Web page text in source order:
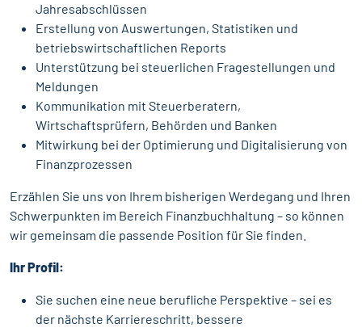
Jahresabschlüssen
Erstellung von Auswertungen, Statistiken und
betriebswirtschaftlichen Reports
Unterstützung bei steuerlichen Fragestellungen und
Meldungen
Kommunikation mit Steuerberatern,
Wirtschaftsprüfern, Behörden und Banken
Mitwirkung bei der Optimierung und Digitalisierung von
Finanzprozessen
Erzählen Sie uns von Ihrem bisherigen Werdegang und Ihren
Schwerpunkten im Bereich Finanzbuchhaltung – so können
wir gemeinsam die passende Position für Sie finden.
Ihr Profil:
Sie suchen eine neue berufliche Perspektive – sei es
der nächste Karriereschritt, bessere